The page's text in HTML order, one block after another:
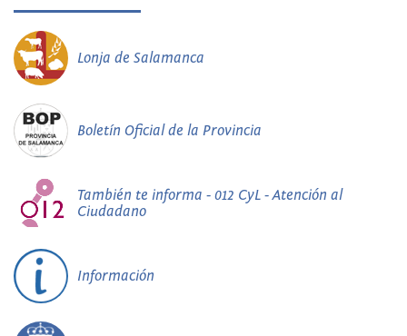
Lonja de Salamanca
Boletín Oficial de la Provincia
También te informa - 012 CyL - Atención al
Ciudadano
Información